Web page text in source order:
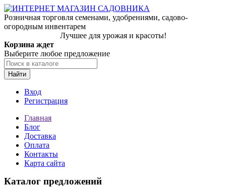
Розничная торговля семенами, удобрениями, садово-
огородным инвентарем
Лучшее для урожая и красоты!
Корзина ждет
Выберите любое предложение
Найти
Вход
Регистрация
Главная
Блог
Доставка
Оплата
Контакты
Карта сайта
Каталог предложений